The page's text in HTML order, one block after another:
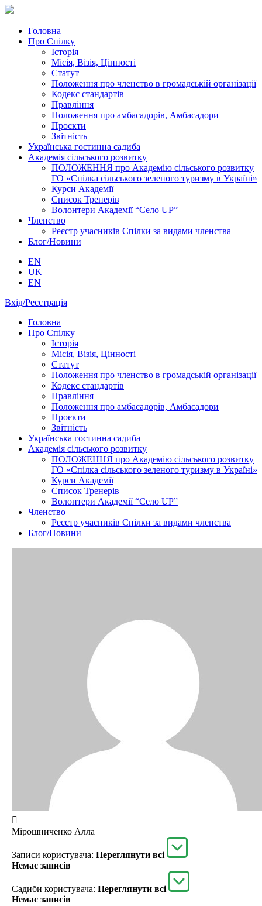
Головна
Про Спілку
Історія
Місія, Візія, Цінності
Статут
Положення про членство в громадській організації
Кодекс стандартів
Правління
Положення про амбасадорів, Амбасадори
Проєкти
Звітність
Українська гостинна садиба
Академія сільського розвитку
ПОЛОЖЕННЯ про Академію cільського розвитку
ГО «Спілка сільського зеленого туризму в Україні»
Курси Академії
Список Тренерів
Волонтери Академії “Село UP”
Членство
Реєстр учасників Спілки за видами членства
Блог/Новини
EN
UK
EN
Вхід/Реєстрація
Головна
Про Спілку
Історія
Місія, Візія, Цінності
Статут
Положення про членство в громадській організації
Кодекс стандартів
Правління
Положення про амбасадорів, Амбасадори
Проєкти
Звітність
Українська гостинна садиба
Академія сільського розвитку
ПОЛОЖЕННЯ про Академію cільського розвитку
ГО «Спілка сільського зеленого туризму в Україні»
Курси Академії
Список Тренерів
Волонтери Академії “Село UP”
Членство
Реєстр учасників Спілки за видами членства
Блог/Новини
Мірошниченко Алла
Записи користувача: Переглянути всі
Немає записів
Садиби користувача: Переглянути всі
Немає записів